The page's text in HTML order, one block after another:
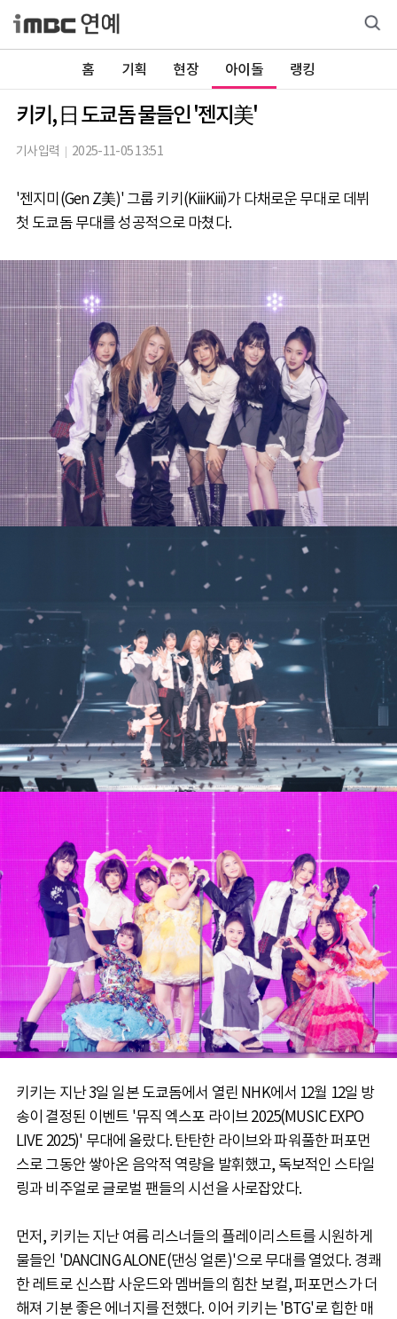
홈 기획 현장 아이돌 랭킹
키키, 日 도쿄돔 물들인 '젠지美'
기사입력 2025-11-05 13:51
'젠지미(Gen Z美)' 그룹 키키(KiiiKiii)가 다채로운 무대로 데뷔
첫 도쿄돔 무대를 성공적으로 마쳤다.
키키는 지난 3일 일본 도쿄돔에서 열린 NHK에서 12월 12일 방
송이 결정된 이벤트 '뮤직 엑스포 라이브 2025(MUSIC EXPO
LIVE 2025)' 무대에 올랐다. 탄탄한 라이브와 파워풀한 퍼포먼
스로 그동안 쌓아온 음악적 역량을 발휘했고, 독보적인 스타일
링과 비주얼로 글로벌 팬들의 시선을 사로잡았다.
먼저, 키키는 지난 여름 리스너들의 플레이리스트를 시원하게
물들인 'DANCING ALONE(댄싱 얼론)'으로 무대를 열었다. 경쾌
한 레트로 신스팝 사운드와 멤버들의 힘찬 보컬, 퍼포먼스가 더
해져 기분 좋은 에너지를 전했다. 이어 키키는 'BTG'로 힙한 매